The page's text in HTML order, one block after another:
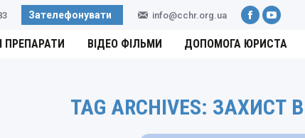
Зателефонувати info@cchr.org.ua
Facebook
ПРЕПАРАТИ ВІДЕО ФІЛЬМИ ДОПОМОГА ЮРИСТА
TAG ARCHIVES: ЗАХИСТ
You are here: